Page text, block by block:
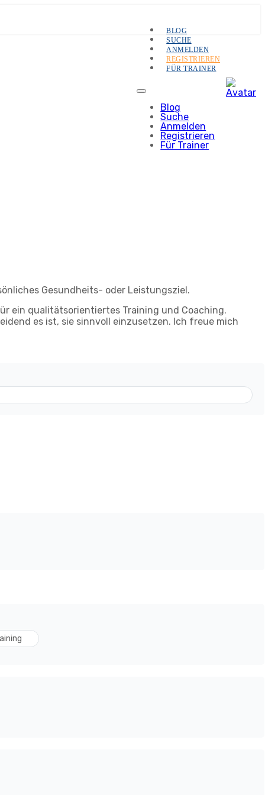
BLOG
SUCHE
ANMELDEN
REGISTRIEREN
FÜR TRAINER
Blog
Suche
Anmelden
Registrieren
Für Trainer
Gesundheits- oder Leistungsziel.
ein qualitätsorientiertes Training und Coaching.
es ist, sie sinnvoll einzusetzen. Ich freue mich